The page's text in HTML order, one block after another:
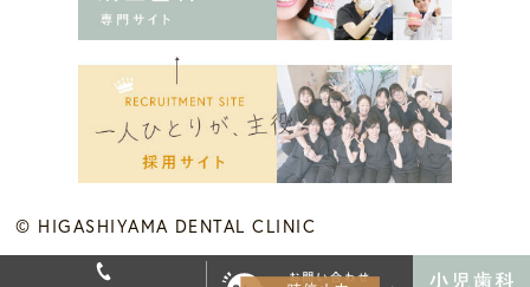
© HIGASHIYAMA DENTAL CLINIC